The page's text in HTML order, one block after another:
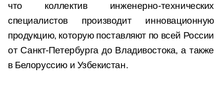
что коллектив инженерно-технических
специалистов производит инновационную
продукцию, которую поставляют по всей России
от Санкт-Петербурга до Владивостока, а также
в Белоруссию и Узбекистан.